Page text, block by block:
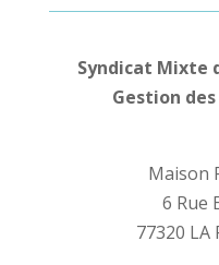
Syndicat Mixte
Gestion des
Maison
6 Rue
77320 LA